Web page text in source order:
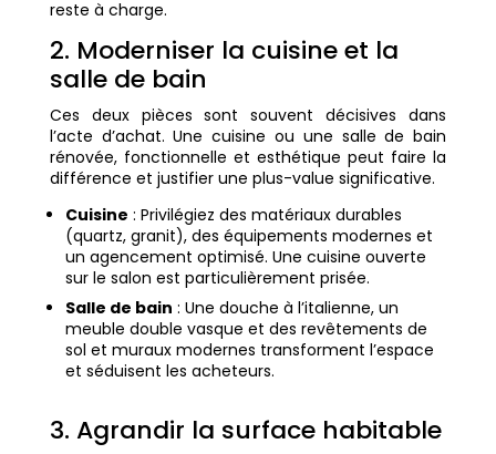
reste à charge.
2. Moderniser la cuisine et la
salle de bain
Ces deux pièces sont souvent décisives dans
l’acte d’achat. Une cuisine ou une salle de bain
rénovée, fonctionnelle et esthétique peut faire la
différence et justifier une plus-value significative.
Cuisine : Privilégiez des matériaux durables
(quartz, granit), des équipements modernes et
un agencement optimisé. Une cuisine ouverte
sur le salon est particulièrement prisée.
Salle de bain : Une douche à l’italienne, un
meuble double vasque et des revêtements de
sol et muraux modernes transforment l’espace
et séduisent les acheteurs.
3. Agrandir la surface habitable